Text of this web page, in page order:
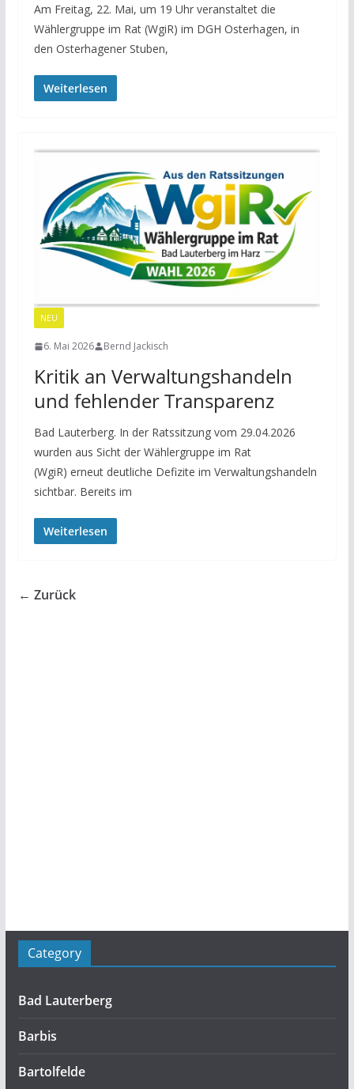
Am Freitag, 22. Mai, um 19 Uhr veranstaltet die
Wählergruppe im Rat (WgiR) im DGH Osterhagen, in
den Osterhagener Stuben,
Weiterlesen
NEU
6. Mai 2026 Bernd Jackisch
Kritik an Verwaltungshandeln
und fehlender Transparenz
Bad Lauterberg. In der Ratssitzung vom 29.04.2026
wurden aus Sicht der Wählergruppe im Rat
(WgiR) erneut deutliche Defizite im Verwaltungshandeln
sichtbar. Bereits im
Weiterlesen
← Zurück
Category
Bad Lauterberg
Barbis
Bartolfelde